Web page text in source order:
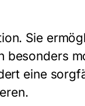
Sie
eine